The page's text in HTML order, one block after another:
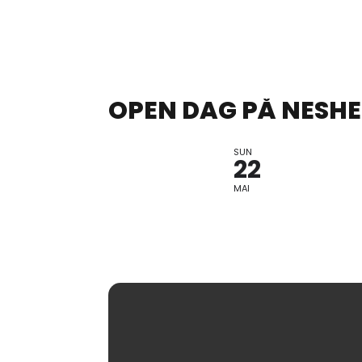
OPEN DAG PÅ
SUN
22
MAI